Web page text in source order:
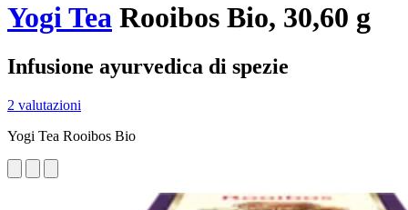
Yogi Tea Rooibos Bio, 30,60 g
Infusione ayurvedica di spezie
2 valutazioni
Yogi Tea Rooibos Bio